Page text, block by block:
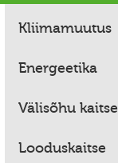
Kliimamuutus
Energeetika
Välisõhu kaitse
Looduskaitse